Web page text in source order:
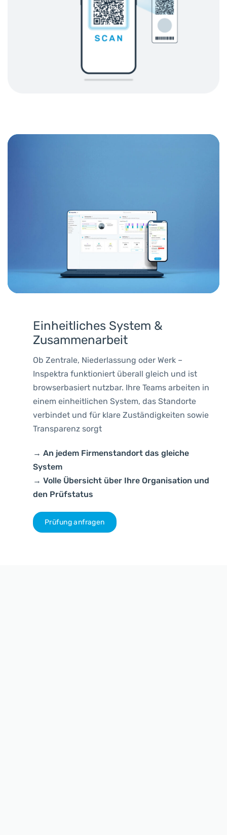
Einheitliches System &
Zusammenarbeit
Ob Zentrale, Niederlassung oder Werk –
Inspektra funktioniert überall gleich und ist
browserbasiert nutzbar. Ihre Teams arbeiten in
einem einheitlichen System, das Standorte
verbindet und für klare Zuständigkeiten sowie
Transparenz sorgt
→ An jedem Firmenstandort das gleiche
System
→ Volle Übersicht über Ihre Organisation und
den Prüfstatus
Prüfung anfragen